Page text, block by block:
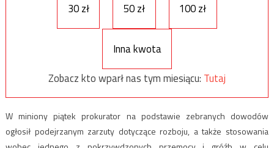
30 zł 50 zł 100 zł
Inna kwota
Zobacz kto wparł nas tym miesiącu: Tutaj
W miniony piątek prokurator na podstawie zebranych dowodów
ogłosił podejrzanym zarzuty dotyczące rozboju, a także stosowania